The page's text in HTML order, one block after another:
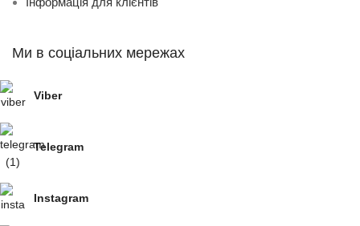
Ми в соціальних мережах
Viber
Telegram
Instagram